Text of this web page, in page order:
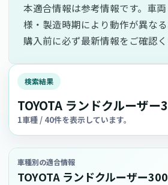
本適合情報は参考情報です。車
様・製造時期により動作が異なる
購入前に必ず最新情報をご確認く
検索結果
TOYOTA ランドクルーザ
1車種 / 40件を表示しています。
車種別の適合情報
TOYOTA ランドクルーザー300